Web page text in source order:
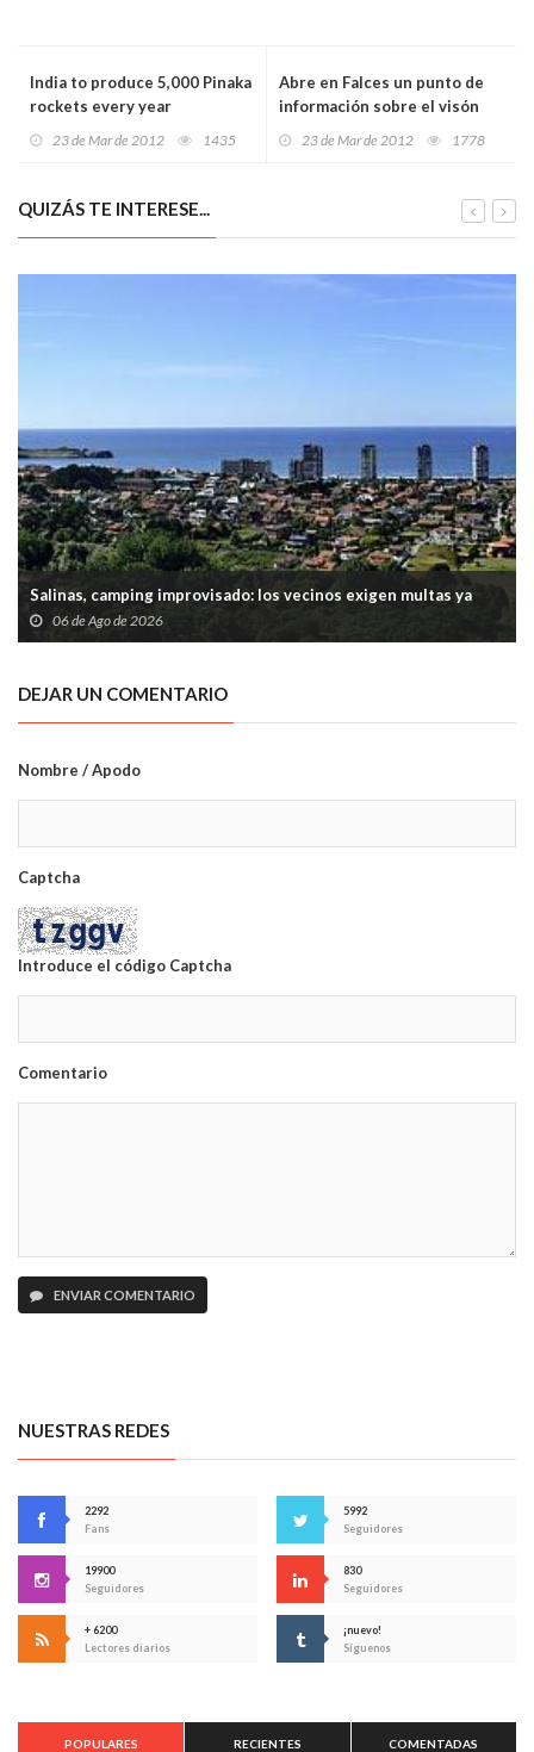
India to produce 5,000 Pinaka
rockets every year
23 de Mar de 2012 1435
Abre en Falces un punto de
información sobre el visón
23 de Mar de 2012 1778
QUIZÁS TE INTERESE...
Salinas, camping improvisado: los vecinos exigen multas ya
06 de Ago de 2026
DEJAR UN COMENTARIO
Nombre / Apodo
Captcha
Introduce el código Captcha
Comentario
ENVIAR COMENTARIO
NUESTRAS REDES
2292
Fans
5992
Seguidores
19900
Seguidores
830
Seguidores
+ 6200
Lectores diarios
¡nuevo!
Síguenos
POPULARES RECIENTES COMENTADAS